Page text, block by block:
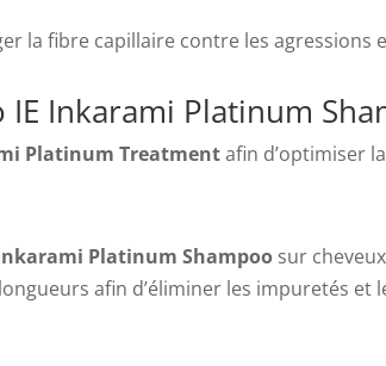
la fibre capillaire contre les agressions
IE Inkarami Platinum
Platinum Treatmentafin d’optimiser
Platinum Shampoo sur
afin d’éliminer les impuretés